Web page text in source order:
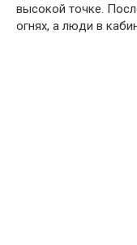
высокой точке.
огнях, а люди в